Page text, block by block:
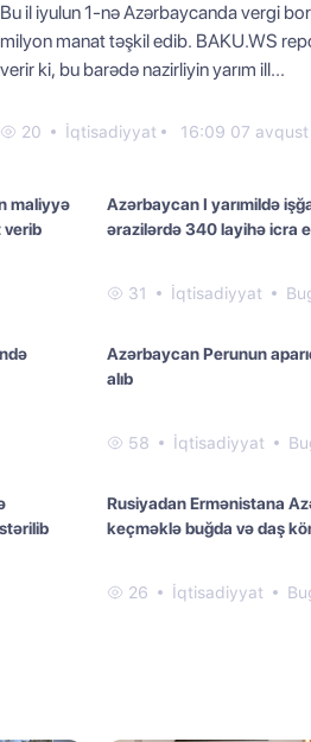
Bu il iyulun 1-nə Azərbaycanda vergi
milyon manat təşkil edib. BAKU.WS
verir ki, bu barədə nazirliyin yarım ill...
20 İqtisadiyyat 16:09 07
maliyyə
verib
Azərbaycan I yarımildə
ərazilərdə 340 layihə icra
31 İqtisadiyyat
Azərbaycan Perunun
alıb
58 İqtisadiyyat
Rusiyadan Ermənistana
keçməklə buğda və daş
26 İqtisadiyyat